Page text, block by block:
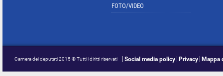
FOTO/VIDEO
Camera dei deputati 2015 © Tutti i diritti riservati Social media policy Privacy Mappa